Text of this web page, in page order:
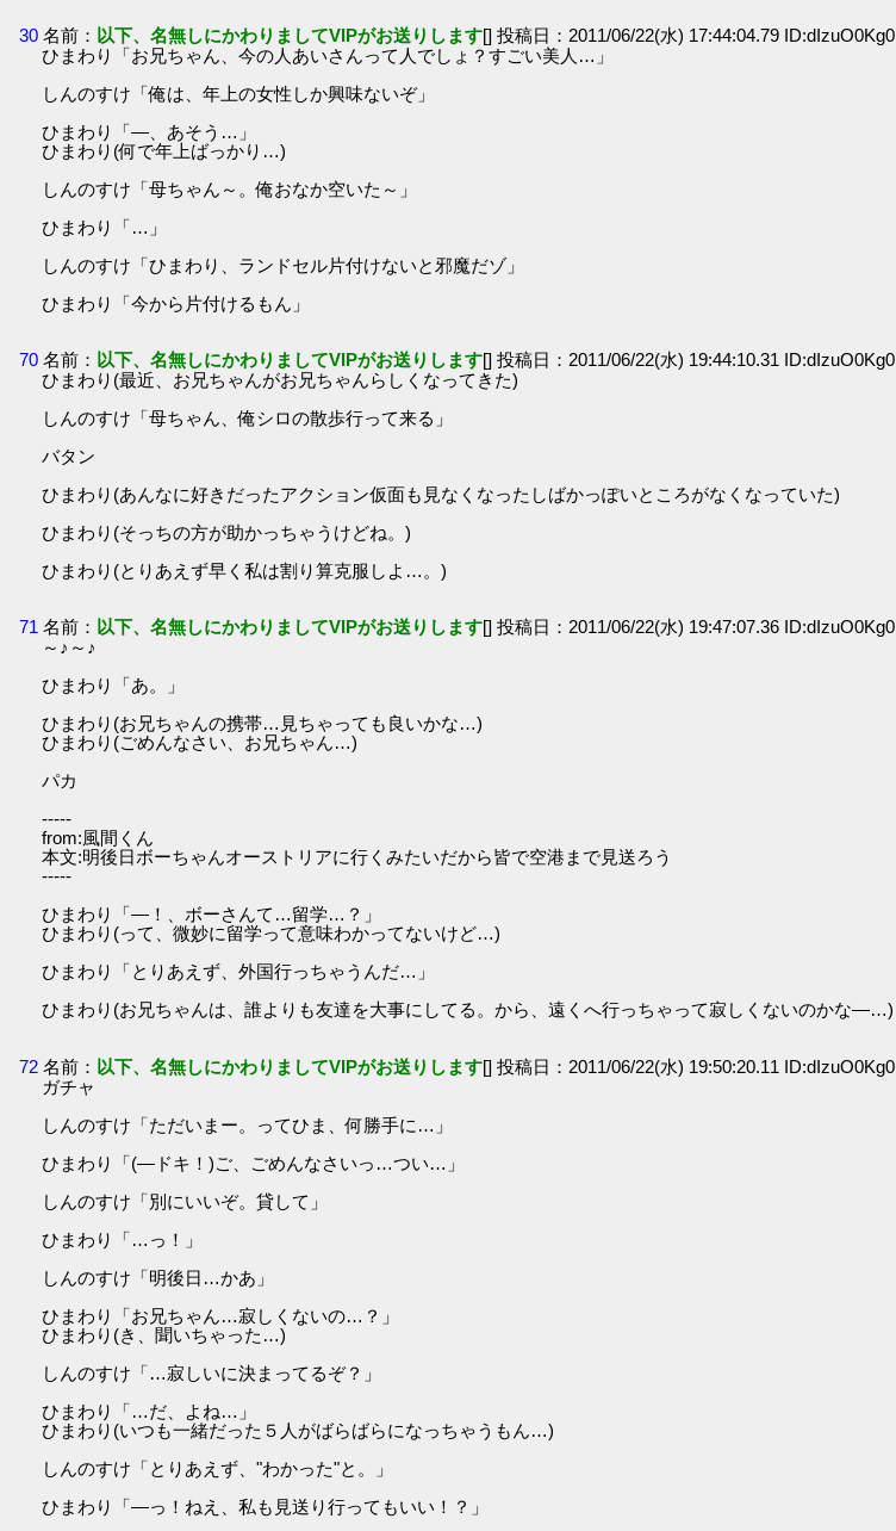
30 名前： 以下、名無しにかわりましてVIPがお送りします[] 投稿日：2011/06/22(水) 17:44:04.79 ID:dIzuO0Kg0
ひまわり「お兄ちゃん、今の人あいさんって人でしょ？すごい美人…」
しんのすけ「俺は、年上の女性しか興味ないぞ」
ひまわり「―、あそう…」
ひまわり(何で年上ばっかり…)
しんのすけ「母ちゃん～。俺おなか空いた～」
ひまわり「…」
しんのすけ「ひまわり、ランドセル片付けないと邪魔だゾ」
ひまわり「今から片付けるもん」
70 名前： 以下、名無しにかわりましてVIPがお送りします[] 投稿日：2011/06/22(水) 19:44:10.31 ID:dIzuO0Kg0
ひまわり(最近、お兄ちゃんがお兄ちゃんらしくなってきた)
しんのすけ「母ちゃん、俺シロの散歩行って来る」
バタン
ひまわり(あんなに好きだったアクション仮面も見なくなったしばかっぽいところがなくなっていた)
ひまわり(そっちの方が助かっちゃうけどね。)
ひまわり(とりあえず早く私は割り算克服しよ…。)
71 名前： 以下、名無しにかわりましてVIPがお送りします[] 投稿日：2011/06/22(水) 19:47:07.36 ID:dIzuO0Kg0
～♪～♪
ひまわり「あ。」
ひまわり(お兄ちゃんの携帯…見ちゃっても良いかな…)
ひまわり(ごめんなさい、お兄ちゃん…)
パカ
-----
from:風間くん
本文:明後日ボーちゃんオーストリアに行くみたいだから皆で空港まで見送ろう
-----
ひまわり「―！、ボーさんて…留学…？」
ひまわり(って、微妙に留学って意味わかってないけど…)
ひまわり「とりあえず、外国行っちゃうんだ…」
ひまわり(お兄ちゃんは、誰よりも友達を大事にしてる。から、遠くへ行っちゃって寂しくないのかな―…)
72 名前： 以下、名無しにかわりましてVIPがお送りします[] 投稿日：2011/06/22(水) 19:50:20.11 ID:dIzuO0Kg0
ガチャ
しんのすけ「ただいまー。ってひま、何勝手に…」
ひまわり「(―ドキ！)ご、ごめんなさいっ…つい…」
しんのすけ「別にいいぞ。貸して」
ひまわり「…っ！」
しんのすけ「明後日…かあ」
ひまわり「お兄ちゃん…寂しくないの…？」
ひまわり(き、聞いちゃった…)
しんのすけ「…寂しいに決まってるぞ？」
ひまわり「…だ、よね…」
ひまわり(いつも一緒だった５人がばらばらになっちゃうもん…)
しんのすけ「とりあえず、"わかった"と。」
ひまわり「―っ！ねえ、私も見送り行ってもいい！？」